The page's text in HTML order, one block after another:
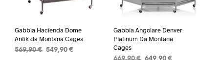
Gabbia Hacienda Dome
Antik da Montana Cages
569,90€ Il549,90 €
Gabbia Angolare Denver
Platinum Da Montana
Cages
669,90€ Il649,90 €Il